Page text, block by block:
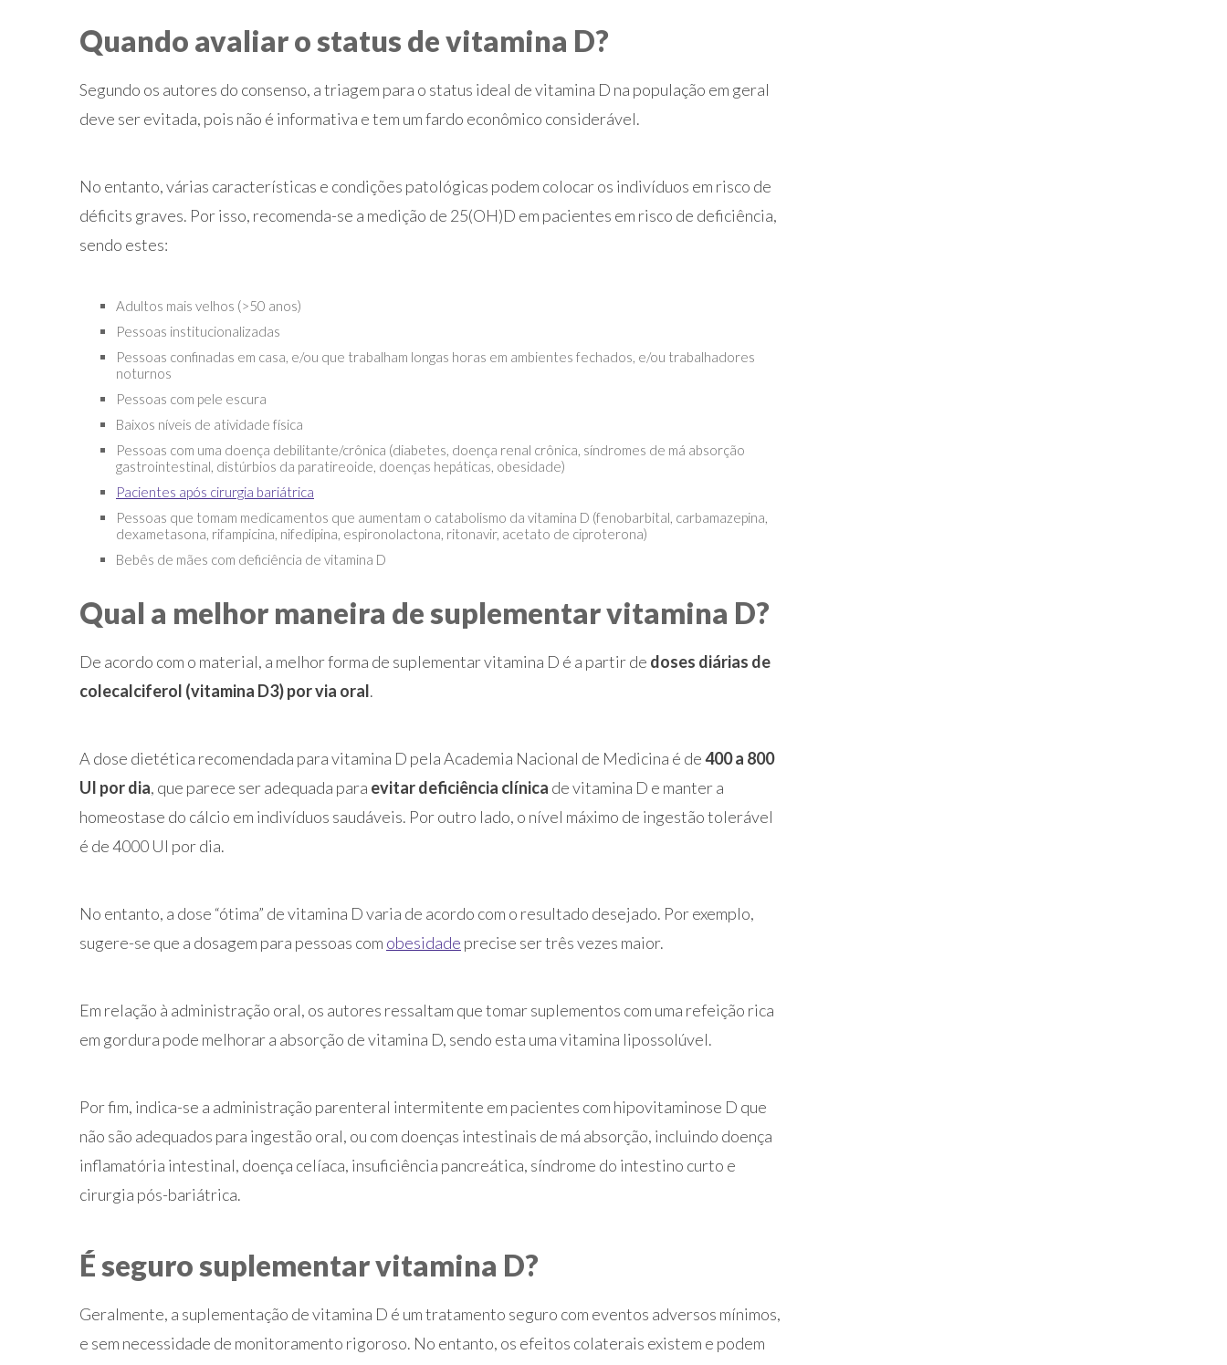
Quando avaliar o status de vitamina D?
Segundo os autores do consenso, a triagem para o status ideal de vitamina D na população em geral
deve ser evitada, pois não é informativa e tem um fardo econômico considerável.
No entanto, várias características e condições patológicas podem colocar os indivíduos em risco de
déficits graves. Por isso, recomenda-se a medição de 25(OH)D em pacientes em risco de deficiência,
sendo estes:
Adultos mais velhos (>50 anos)
Pessoas institucionalizadas
Pessoas confinadas em casa, e/ou que trabalham longas horas em ambientes fechados, e/ou trabalhadores
noturnos
Pessoas com pele escura
Baixos níveis de atividade física
Pessoas com uma doença debilitante/crônica (diabetes, doença renal crônica, síndromes de má absorção
gastrointestinal, distúrbios da paratireoide, doenças hepáticas, obesidade)
Pacientes após cirurgia bariátrica
Pessoas que tomam medicamentos que aumentam o catabolismo da vitamina D (fenobarbital, carbamazepina,
dexametasona, rifampicina, nifedipina, espironolactona, ritonavir, acetato de ciproterona)
Bebês de mães com deficiência de vitamina D
Qual a melhor maneira de suplementar vitamina D?
De acordo com o material, a melhor forma de suplementar vitamina D é a partir de doses diárias de
colecalciferol (vitamina D3) por via oral.
A dose dietética recomendada para vitamina D pela Academia Nacional de Medicina é de400 a 800
UI por dia, que parece ser adequada para evitar deficiência clínica de vitamina D e manter a
homeostase do cálcio em indivíduos saudáveis. Por outro lado, o nível máximo de ingestão tolerável
é de 4000 UI por dia.
No entanto, a dose “ótima” de vitamina D varia de acordo com o resultado desejado. Por exemplo,
sugere-se que a dosagem para pessoas com obesidade precise ser três vezes maior.
Em relação à administração oral, os autores ressaltam que tomar suplementos com uma refeição rica
em gordura pode melhorar a absorção de vitamina D, sendo esta uma vitamina lipossolúvel.
Por fim, indica-se a administração parenteral intermitente em pacientes com hipovitaminose D que
não são adequados para ingestão oral, ou com doenças intestinais de má absorção, incluindo doença
inflamatória intestinal, doença celíaca, insuficiência pancreática, síndrome do intestino curto e
cirurgia pós-bariátrica.
É seguro suplementar vitamina D?
Geralmente, a suplementação de vitamina D é um tratamento seguro com eventos adversos mínimos,
e sem necessidade de monitoramento rigoroso. No entanto, os efeitos colaterais existem e podem